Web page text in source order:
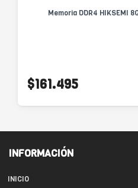
Memoria DDR4 HIKSEMI
$161.495
INFORMACIÓN
INICIO